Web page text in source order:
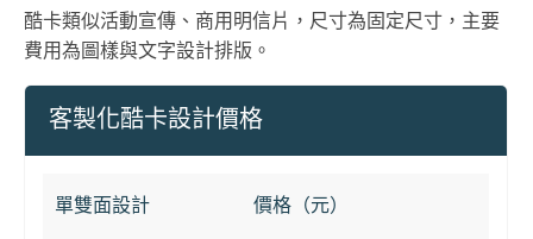
酷卡類似活動宣傳、商用明信片，尺寸為固定尺寸，主要
費用為圖樣與文字設計排版。
客製化酷卡設計價格
單雙面設計 價格（元）